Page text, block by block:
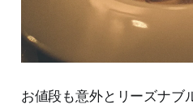
お値段も意外とリーズナブ